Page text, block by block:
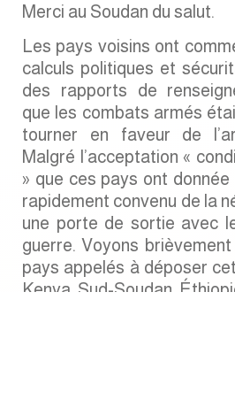
Merci au Soudan du salut.
Les pays voisins ont
calculs politiques et
des rapports de
que les combats armés
tourner en faveur de
Malgré l’acceptation «
» que ces pays ont
rapidement convenu de la
une porte de sortie avec
guerre. Voyons
pays appelés à déposer
Kenya, Sud-Soudan,